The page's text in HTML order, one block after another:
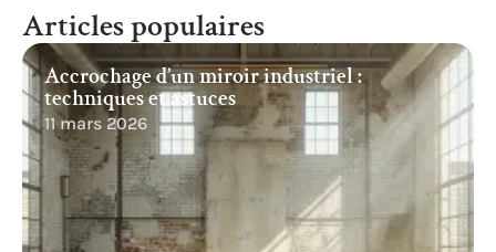
Articles populaires
Accrochage d’un miroir industriel :
techniques et astuces
11 mars 2026